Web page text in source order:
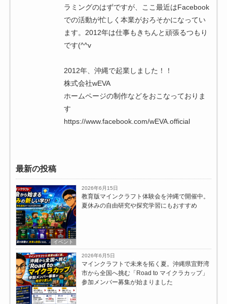
ラミングのはずですが、ここ最近はFacebook
での活動が忙しく本業がおろそかになってい
ます。2012年は仕事もきちんと頑張るつもり
です(^^v
2012年、沖縄で起業しました！！
株式会社wEVA
ホームページの制作などをおこなっておりま
す
https://www.facebook.com/wEVA.official
最新の投稿
イベント
2026年6月15日
教育版マインクラフト体験会を沖縄で開催中。
夏休みの自由研究や探究学習にもおすすめ
2026年6月5日
マインクラフトで未来を拓く夏。沖縄県宜野湾
市から全国へ挑む「Road to マイクラカップ」
参加メンバー募集が始まりました